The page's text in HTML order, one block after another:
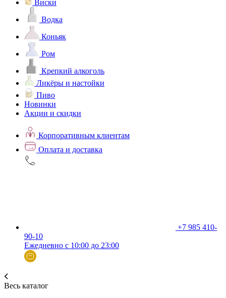
Виски
Водка
Коньяк
Ром
Крепкий алкоголь
Ликёры и настойки
Пиво
Новинки
Акции и скидки
Корпоративным клиентам
Оплата и доставка
+7 985 410-
90-10
Ежедневно с 10:00 до 23:00
Весь каталог